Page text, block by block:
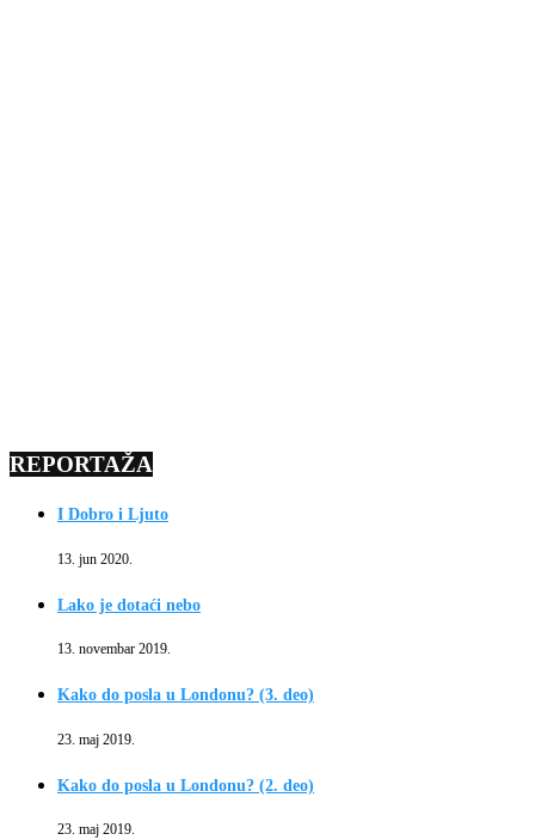
REPORTAŽA
I Dobro i Ljuto
13. jun 2020.
Lako je dotaći nebo
13. novembar 2019.
Kako do posla u Londonu? (3. deo)
23. maj 2019.
Kako do posla u Londonu? (2. deo)
23. maj 2019.